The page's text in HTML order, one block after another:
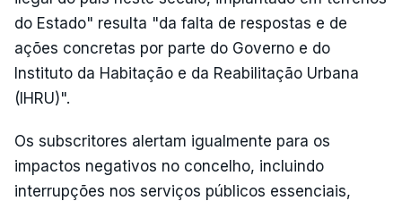
do Estado" resulta "da falta de respostas e de
ações concretas por parte do Governo e do
Instituto da Habitação e da Reabilitação Urbana
(IHRU)".
Os subscritores alertam igualmente para os
impactos negativos no concelho, incluindo
interrupções nos serviços públicos essenciais,